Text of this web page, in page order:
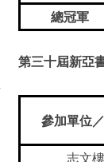
總冠軍
第三十屆新亞
參加單位
志文樓